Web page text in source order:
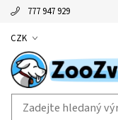
777 947 929
CZK